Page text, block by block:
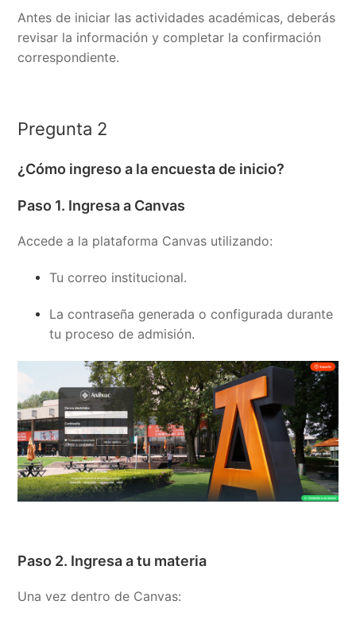
Antes de iniciar las actividades académicas, deberás
revisar la información y completar la confirmación
correspondiente.
Pregunta 2
¿Cómo ingreso a la encuesta de inicio?
Paso 1. Ingresa a Canvas
Accede a la plataforma Canvas utilizando:
Tu correo institucional.
La contraseña generada o configurada durante
tu proceso de admisión.
Paso 2. Ingresa a tu materia
Una vez dentro de Canvas: